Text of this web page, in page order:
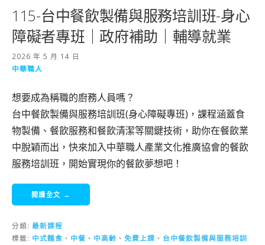
115-台中餐飲製備與服務培訓班-身心
障礙者專班｜政府補助｜輔導就業
2026 年 5 月 14 日
中華職人
想要成為稱職的廚務人員嗎？
台中餐飲製備與服務培訓班(身心障礙專班)，課程涵蓋食
物製備、餐飲服務和餐飲清潔等關鍵技術，助你在餐飲業
中脫穎而出，快來加入中華職人產業文化推廣協會的餐飲
服務培訓班，開始實現你的餐飲夢想吧！
閱讀全文 →
分類: 最新課程
標籤: 中式麵食 、 中餐 、 中高齡 、 免費上課 、 台中餐飲製備與服務培訓